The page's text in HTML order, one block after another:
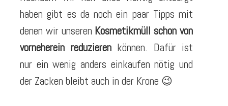
haben gibt es da noch ein paar Tipps mit
denen wir unseren Kosmetikmüll schon von
vorneherein reduzierenkönnen. Dafür ist
nur ein wenig anders einkaufen nötig und
der Zacken bleibt auch in der Krone 😉